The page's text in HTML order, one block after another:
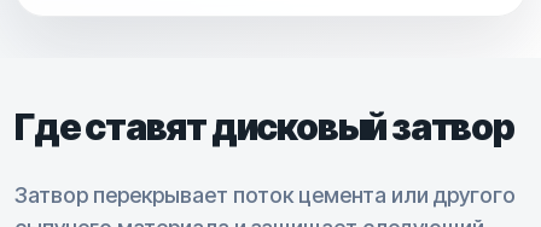
Где ставят дисковый затвор
Затвор перекрывает поток цемента или другого